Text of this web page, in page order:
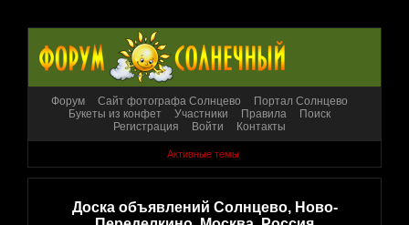
Форум Сайт фотографа Солнцево
Портал Солнцево
Букеты из конфет
Участники Правила
Поиск
Регистрация
Войти Контакты
Активные темы
Доска объявлений Солнцево, Ново-